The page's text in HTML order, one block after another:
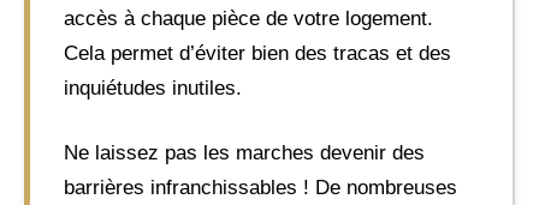
accès à chaque pièce de votre logement.
Cela permet d’éviter bien des tracas et des
inquiétudes inutiles.
Ne laissez pas les marches devenir des
barrières infranchissables ! De nombreuses